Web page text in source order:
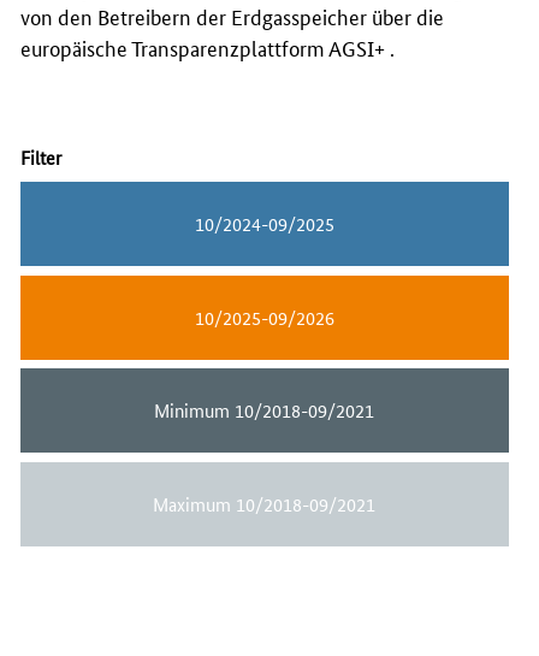
von den Betreibern der Erdgasspeicher über die
europäische Transparenzplattform AGSI+ .
Filter
10/2024-09/2025
10/2025-09/2026
Minimum 10/2018-09/2021
Maximum 10/2018-09/2021